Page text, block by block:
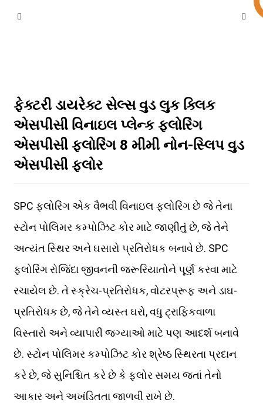
ફેક્ટરી ડાયરેક્ટ સેલ્સ વુડ લુક ક્લિક
એસપીસી વિનાઇલ પ્લેન્ક ફ્લોરિંગ
એસપીસી ફ્લોરિંગ 8 મીમી નોન-સ્લિપ વુડ
એસપીસી ફ્લોર
SPC ફ્લોરિંગ એક વૈભવી વિનાઇલ ફ્લોરિંગ છે જે તેના
સ્ટોન પોલિમર કમ્પોઝિટ કોર માટે જાણીતું છે, જે તેને
અત્યંત સ્થિર અને ઘસારો પ્રતિરોધક બનાવે છે. SPC
ફ્લોરિંગ રોજિંદા જીવનની જરૂરિયાતોને પૂર્ણ કરવા માટે
રચાયેલ છે. તે સ્ક્રેચ-પ્રતિરોધક, વોટરપ્રૂફ અને ડાઘ-
પ્રતિરોધક છે, જે તેને વ્યસ્ત ઘરો, વધુ ટ્રાફિકવાળા
વિસ્તારો અને વ્યાપારી જગ્યાઓ માટે પણ આદર્શ બનાવે
છે. સ્ટોન પોલિમર કમ્પોઝિટ કોર શ્રેષ્ઠ સ્થિરતા પ્રદાન
કરે છે, જે સુનિશ્ચિત કરે છે કે ફ્લોર સમય જતાં તેનો
આકાર અને અખંડિતતા જાળવી રાખે છે.